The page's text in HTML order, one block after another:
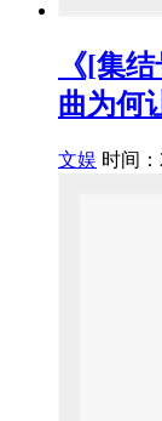
《[集
曲为何
文娱 时间：